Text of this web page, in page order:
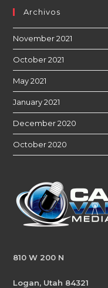
Archivos
November 2021
October 2021
May 2021
January 2021
December 2020
October 2020
810 W 200 N
Logan, Utah 84321